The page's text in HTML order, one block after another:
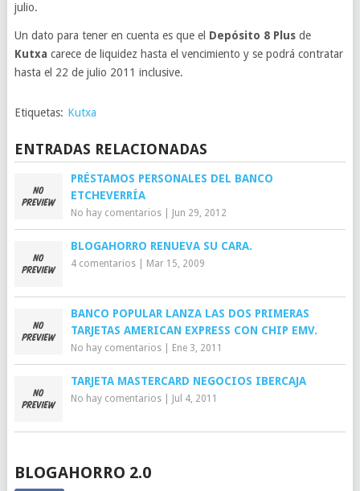
julio.
Un dato para tener en cuenta es que el Depósito 8 Plusde
Kutxa carece de liquidez hasta el vencimiento y se podrá contratar
hasta el 22 de julio 2011 inclusive.
Etiquetas: Kutxa
ENTRADAS RELACIONADAS
PRÉSTAMOS PERSONALES DEL BANCO
ETCHEVERRÍA
No hay comentarios| Jun 29, 2012
BLOGAHORRO RENUEVA SU CARA.
4 comentarios| Mar 15, 2009
BANCO POPULAR LANZA LAS DOS PRIMERAS
TARJETAS AMERICAN EXPRESS CON CHIP EMV.
No hay comentarios| Ene 3, 2011
TARJETA MASTERCARD NEGOCIOS IBERCAJA
No hay comentarios| Jul 4, 2011
BLOGAHORRO 2.0